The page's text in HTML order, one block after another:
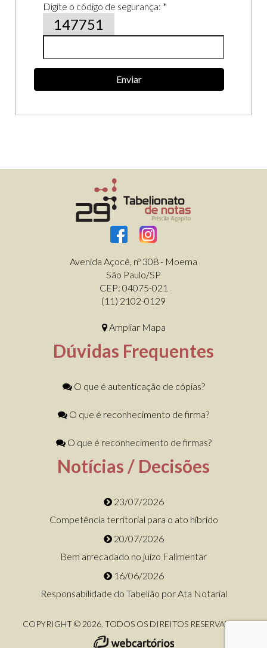
Digite o código de segurança: *
147751
Enviar
Avenida Açocê, nº 308 - Moema
São Paulo/SP
CEP: 04075-021
(11) 2102-0129
Ampliar Mapa
Dúvidas Frequentes
O que é autenticação de cópias?
O que é reconhecimento de firma?
O que é reconhecimento de firmas?
Notícias / Decisões
23/07/2026
Competência territorial para o ato híbrido
20/07/2026
Bem arrecadado no juízo Falimentar
16/06/2026
Responsabilidade do Tabelião por Ata Notarial
COPYRIGHT © 2026. TODOS OS DIREITOS RESERVADOS.